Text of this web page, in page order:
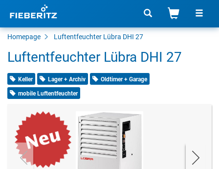
Homepage Luftentfeuchter Lübra DHI 27
Luftentfeuchter Lübra DHI 27
Keller Lager + Archiv Oldtimer + Garage
mobile Luftentfeuchter